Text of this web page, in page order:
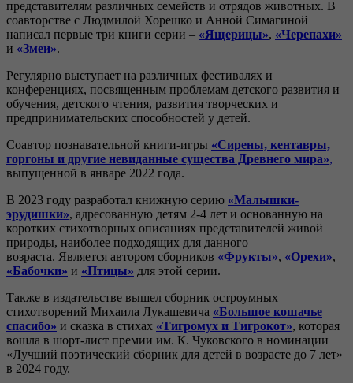
представителям различных семейств и отрядов животных. В
соавторстве с Людмилой Хорешко и Анной Симагиной
написал первые три книги серии – «Ящерицы», «Черепахи»
и «Змеи».
Регулярно выступает на различных фестивалях и
конференциях, посвященным проблемам детского развития и
обучения, детского чтения, развития творческих и
предпринимательских способностей у детей.
Соавтор познавательной книги-игры «Сирены, кентавры,
горгоны и другие невиданные существа Древнего мира»,
выпущенной в январе 2022 года.
В 2023 году разработал книжную серию «Малышки-
эрудишки», адресованную детям 2-4 лет и основанную на
коротких стихотворных описаниях представителей живой
природы, наиболее подходящих для данного
возраста. Является автором сборников «Фрукты», «Орехи»,
«Бабочки» и «Птицы» для этой серии.
Также в издательстве вышел сборник остроумных
стихотворений Михаила Лукашевича «Большое кошачье
спасибо» и сказка в стихах «Тигромух и Тигрокот», которая
вошла в шорт-лист премии им. К. Чуковского в номинации
«Лучший поэтический сборник для детей в возрасте до 7 лет»
в 2024 году.